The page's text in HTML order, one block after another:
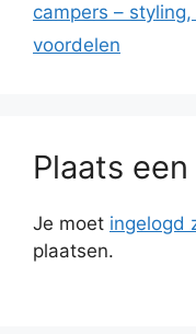
campers –
voordelen
Plaats
Je moet ingelogd
plaatsen.